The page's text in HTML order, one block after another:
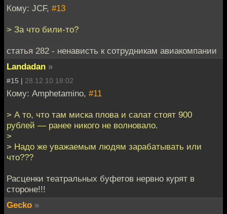
Кому: JCF, #13
> За что били-то?
статья 282 - ненависть к сотрудникам авиакомпании
Landadan »
#15 | 28.12.10 18:02
Кому: Amphetamino, #11
> А то, что там миска плова и салат стоят 900
рублей — ранее никого не волновало.
>
> Надо же уважаемым людям зарабатывать или
что???
Расценки театральных буфетов нервно курят в
стороне!!!
Gecko »